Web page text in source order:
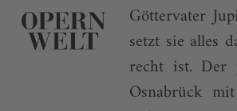
Göttervater
setzt sie alles
recht ist. Der
Osnabrück